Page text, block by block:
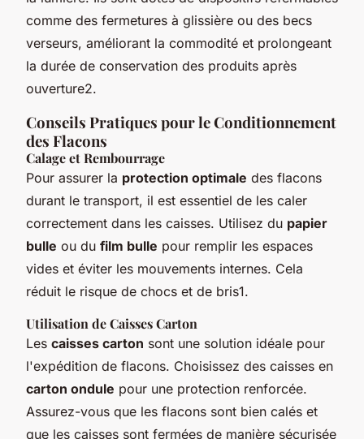
comme des fermetures à glissière ou des becs
verseurs, améliorant la commodité et prolongeant
la durée de conservation des produits après
ouverture2.
Conseils Pratiques pour le Conditionnement
des Flacons
Calage et Rembourrage
Pour assurer la protection optimale des flacons
durant le transport, il est essentiel de les caler
correctement dans les caisses. Utilisez du papier
bulle ou du film bulle pour remplir les espaces
vides et éviter les mouvements internes. Cela
réduit le risque de chocs et de bris1.
Utilisation de Caisses Carton
Les caisses carton sont une solution idéale pour
l'expédition de flacons. Choisissez des caisses en
carton ondule pour une protection renforcée.
Assurez-vous que les flacons sont bien calés et
que les caisses sont fermées de manière sécurisée